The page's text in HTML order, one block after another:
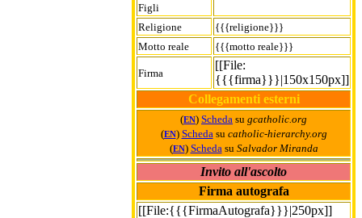
Figli
Religione
{{{religione}}}
Motto reale
{{{motto reale}}}
Firma
[[File:
{{{firma}}}|150x150px]]
Collegamenti esterni
(EN) Scheda su gcatholic.org
(EN) Scheda su catholic-hierarchy.org
(EN) Scheda su Salvador Miranda
Invito all'ascolto
Firma autografa
[[File:{{{FirmaAutografa}}}|250px]]